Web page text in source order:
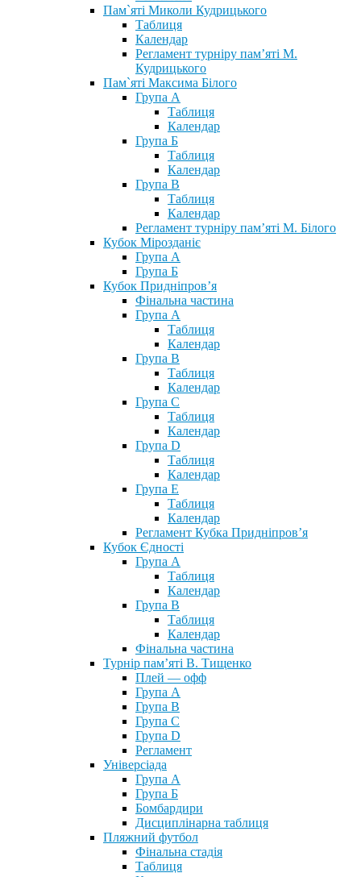
Пам`яті Миколи Кудрицького
Таблиця
Календар
Регламент турніру пам’яті М.
Кудрицького
Пам`яті Максима Білого
Група А
Таблиця
Календар
Група Б
Таблиця
Календар
Група В
Таблиця
Календар
Регламент турніру пам’яті М. Білого
Кубок Мірозданіє
Група А
Група Б
Кубок Придніпров’я
Фінальна частина
Група А
Таблиця
Календар
Група В
Таблиця
Календар
Група С
Таблиця
Календар
Група D
Таблиця
Календар
Група Е
Таблиця
Календар
Регламент Кубка Придніпров’я
Кубок Єдності
Група А
Таблиця
Календар
Група В
Таблиця
Календар
Фінальна частина
Турнір пам’яті В. Тищенко
Плей — офф
Група А
Група B
Група С
Група D
Регламент
Універсіада
Група А
Група Б
Бомбардири
Дисциплінарна таблиця
Пляжний футбол
Фінальна стадія
Таблиця